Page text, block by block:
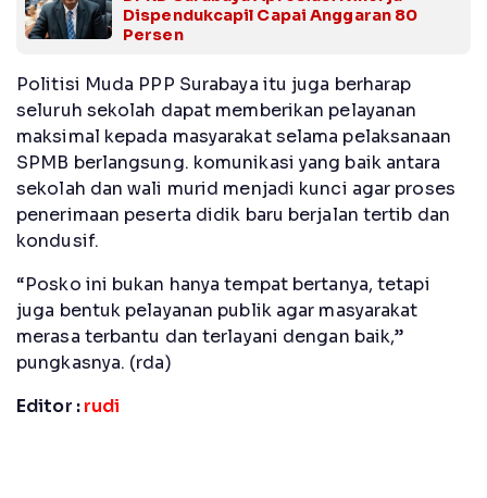
Dispendukcapil Capai Anggaran 80
Persen
Politisi Muda PPP Surabaya itu juga berharap
seluruh sekolah dapat memberikan pelayanan
maksimal kepada masyarakat selama pelaksanaan
SPMB berlangsung. komunikasi yang baik antara
sekolah dan wali murid menjadi kunci agar proses
penerimaan peserta didik baru berjalan tertib dan
kondusif.
“Posko ini bukan hanya tempat bertanya, tetapi
juga bentuk pelayanan publik agar masyarakat
merasa terbantu dan terlayani dengan baik,”
pungkasnya. (rda)
Editor :rudi